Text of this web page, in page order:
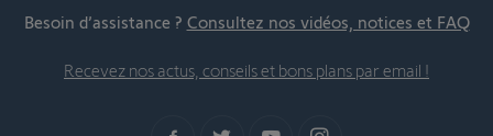
Besoin d’assistance ? Consultez nos vidéos, notices et FAQ
Recevez nos actus, conseils et bons plans par email !